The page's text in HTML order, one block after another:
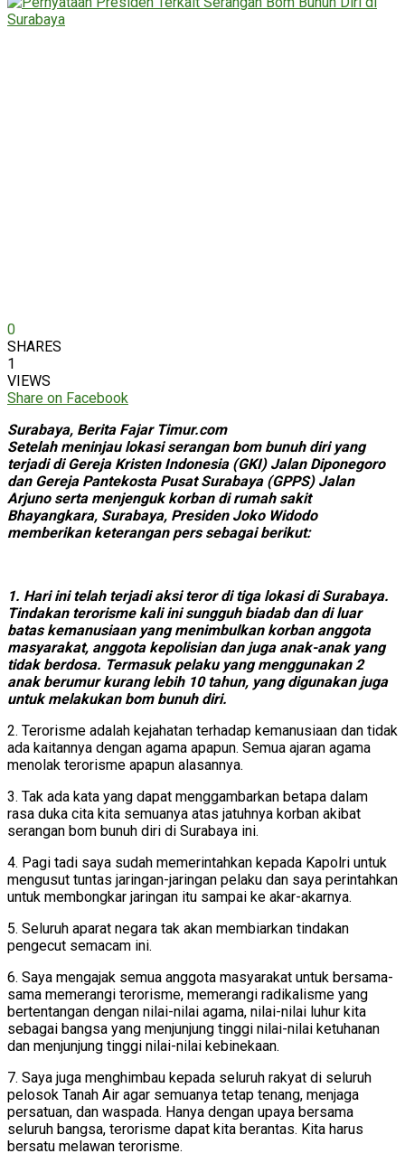
0
SHARES
1
VIEWS
Share on Facebook
Surabaya, Berita Fajar Timur.com
Setelah meninjau lokasi serangan bom bunuh diri yang
terjadi di Gereja Kristen Indonesia (GKI) Jalan Diponegoro
dan Gereja Pantekosta Pusat Surabaya (GPPS) Jalan
Arjuno serta menjenguk korban di rumah sakit
Bhayangkara, Surabaya, Presiden Joko Widodo
memberikan keterangan pers sebagai berikut:
1. Hari ini telah terjadi aksi teror di tiga lokasi di Surabaya.
Tindakan terorisme kali ini sungguh biadab dan di luar
batas kemanusiaan yang menimbulkan korban anggota
masyarakat, anggota kepolisian dan juga anak-anak yang
tidak berdosa. Termasuk pelaku yang menggunakan 2
anak berumur kurang lebih 10 tahun, yang digunakan juga
untuk melakukan bom bunuh diri.
2. Terorisme adalah kejahatan terhadap kemanusiaan dan tidak
ada kaitannya dengan agama apapun. Semua ajaran agama
menolak terorisme apapun alasannya.
3. Tak ada kata yang dapat menggambarkan betapa dalam
rasa duka cita kita semuanya atas jatuhnya korban akibat
serangan bom bunuh diri di Surabaya ini.
4. Pagi tadi saya sudah memerintahkan kepada Kapolri untuk
mengusut tuntas jaringan-jaringan pelaku dan saya perintahkan
untuk membongkar jaringan itu sampai ke akar-akarnya.
5. Seluruh aparat negara tak akan membiarkan tindakan
pengecut semacam ini.
6. Saya mengajak semua anggota masyarakat untuk bersama-
sama memerangi terorisme, memerangi radikalisme yang
bertentangan dengan nilai-nilai agama, nilai-nilai luhur kita
sebagai bangsa yang menjunjung tinggi nilai-nilai ketuhanan
dan menjunjung tinggi nilai-nilai kebinekaan.
7. Saya juga menghimbau kepada seluruh rakyat di seluruh
pelosok Tanah Air agar semuanya tetap tenang, menjaga
persatuan, dan waspada. Hanya dengan upaya bersama
seluruh bangsa, terorisme dapat kita berantas. Kita harus
bersatu melawan terorisme.